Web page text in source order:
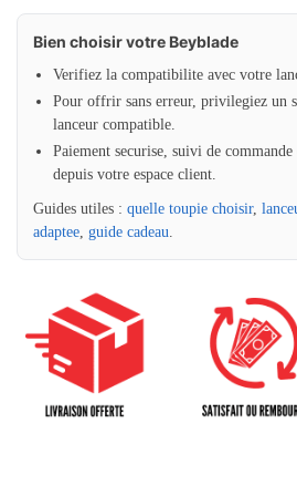
Bien choisir votre Beyblade
Verifiez la compatibilite avec votre
Pour offrir sans erreur, privilegiez un
lanceur compatible.
Paiement securise, suivi de
depuis votre espace client.
Guides utiles : quelle toupie choisir,
adaptee guide cadeau